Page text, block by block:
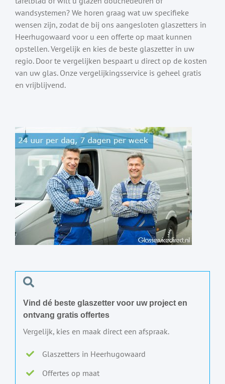
wandsystemen? We horen graag wat uw specifieke
wensen zijn, zodat de bij ons aangesloten glaszetters in
Heerhugowaard voor u een offerte op maat kunnen
opstellen. Vergelijk en kies de beste glaszetter in uw
regio. Door te vergelijken bespaart u direct op de kosten
van uw glas. Onze vergelijkingsservice is geheel gratis
en vrijblijvend.
Vind dé beste glaszetter voor uw project en
ontvang gratis offertes
Vergelijk, kies en maak direct een afspraak.
Glaszetters in Heerhugowaard
Offertes op maat